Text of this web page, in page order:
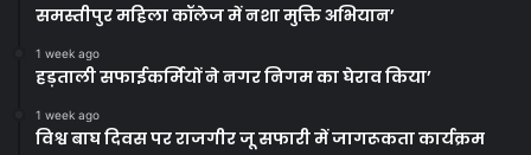
समस्तीपुर महिला कॉलेज में नशा मुक्ति अभियान’
1 week ago
हड़ताली सफाईकर्मियों ने नगर निगम का घेराव किया’
1 week ago
विश्व बाघ दिवस पर राजगीर जू सफारी में जागरूकता कार्यक्रम